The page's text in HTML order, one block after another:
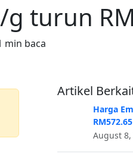
turun
min baca
Artikel
Harga
RM572.65
August 8,